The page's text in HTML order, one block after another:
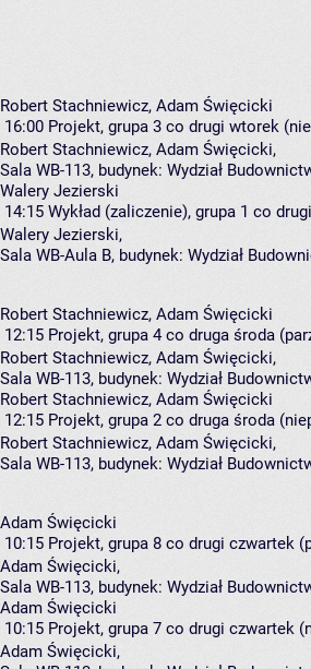
Robert Stachniewicz, Adam Święcicki
16:00 Projekt, grupa 3 co drugi wtorek
Robert Stachniewicz, Adam Święcicki,
Sala WB-113, budynek: Wydział
Walery Jezierski
14:15 Wykład (zaliczenie), grupa 1 co
Walery Jezierski,
Sala WB-Aula B, budynek: Wydział
Robert Stachniewicz, Adam Święcicki
12:15 Projekt, grupa 4 co druga środa
Robert Stachniewicz, Adam Święcicki,
Sala WB-113, budynek: Wydział
Robert Stachniewicz, Adam Święcicki
12:15 Projekt, grupa 2 co druga środa
Robert Stachniewicz, Adam Święcicki,
Sala WB-113, budynek: Wydział
Adam Święcicki
10:15 Projekt, grupa 8 co drugi czwartek
Adam Święcicki,
Sala WB-113, budynek: Wydział
Adam Święcicki
10:15 Projekt, grupa 7 co drugi czwartek
Adam Święcicki,